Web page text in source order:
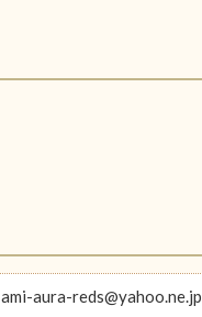
ami-aura-reds@yahoo.ne.jp